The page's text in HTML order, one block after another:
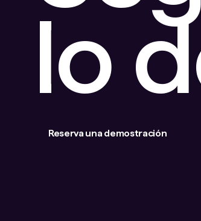
lo
Reserva una demostración